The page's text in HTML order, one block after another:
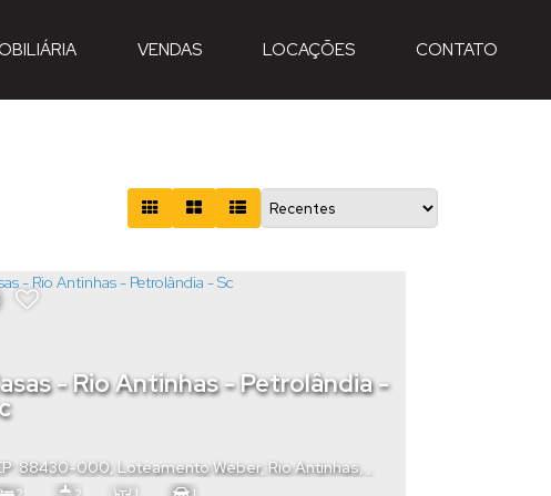
CONTATO
LOCAÇÕES
VENDAS
- Rio Antinhas - Petrolândia -
88430-000, Loteamento Weber,Rio Antinhas
, Santa Catarina,Brasil